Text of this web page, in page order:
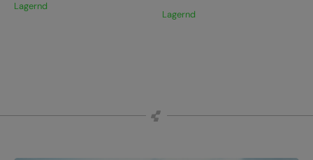
Lagernd
Lagernd